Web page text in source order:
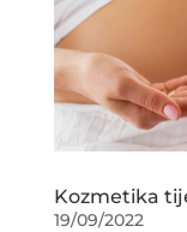
Kozmetika
19/09/2022